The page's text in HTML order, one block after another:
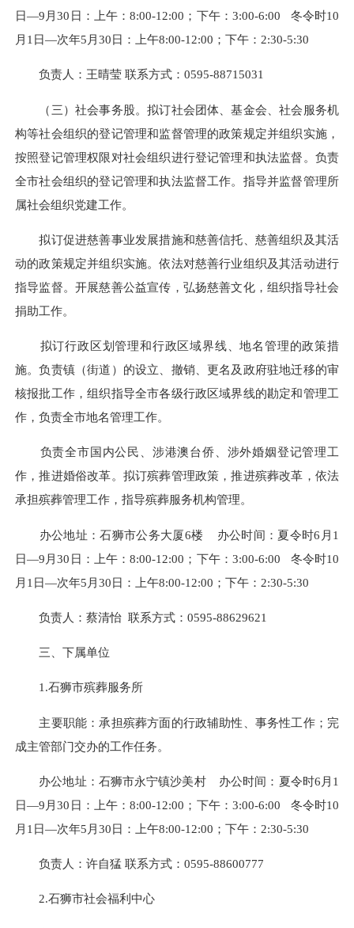
日—9月30日：上午：8:00-12:00；下午：3:00-6:00 冬令时10
月1日—次年5月30日：上午8:00-12:00；下午：2:30-5:30
负责人：王晴莹 联系方式：0595-88715031
（三）社会事务股。拟订社会团体、基金会、社会服务机
构等社会组织的登记管理和监督管理的政策规定并组织实施，
按照登记管理权限对社会组织进行登记管理和执法监督。负责
全市社会组织的登记管理和执法监督工作。指导并监督管理所
属社会组织党建工作。
拟订促进慈善事业发展措施和慈善信托、慈善组织及其活
动的政策规定并组织实施。依法对慈善行业组织及其活动进行
指导监督。开展慈善公益宣传，弘扬慈善文化，组织指导社会
捐助工作。
拟订行政区划管理和行政区域界线、地名管理的政策措
施。负责镇（街道）的设立、撤销、更名及政府驻地迁移的审
核报批工作，组织指导全市各级行政区域界线的勘定和管理工
作，负责全市地名管理工作。
负责全市国内公民、涉港澳台侨、涉外婚姻登记管理工
作，推进婚俗改革。拟订殡葬管理政策，推进殡葬改革，依法
承担殡葬管理工作，指导殡葬服务机构管理。
办公地址：石狮市公务大厦6楼
办公时间：夏令时6月1
日—9月30日：上午：8:00-12:00；下午：3:00-6:00 冬令时10
月1日—次年5月30日：上午8:00-12:00；下午：2:30-5:30
负责人：蔡清怡 联系方式：0595-88629621
三、下属单位
1.石狮市殡葬服务所
主要职能：承担殡葬方面的行政辅助性、事务性工作；完
成主管部门交办的工作任务。
办公地址：石狮市永宁镇沙美村
办公时间：夏令时6月1
日—9月30日：上午：8:00-12:00；下午：3:00-6:00 冬令时10
月1日—次年5月30日：上午8:00-12:00；下午：2:30-5:30
负责人：许自猛 联系方式：0595-88600777
2.石狮市社会福利中心